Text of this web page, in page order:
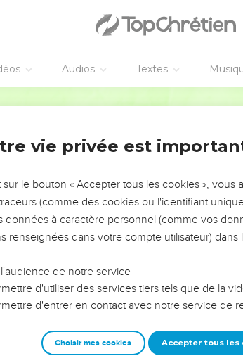
Audios Textes
DE L’ANNÉE !
ÉVITER LES VOTRES ?
leur impact, leur foi ou leur vision. Mais on voit
qu'ils ont traversés, alors même que ce sont
et responsables reviennent sur les erreurs
avancer avec plus de sagesse afin que leurs erreurs
un ministère, une équipe, un groupe ou une famille,
vie privée est
sur le bouton « Accepter tous les cookies », vous
(comme des cookies ou l'identifiant
données à caractère personnel (comme vos
renseignées dans votre compte utilisateur) dans
de notre service
d'utiliser des services tiers tels que de la
d'entrer en contact avec notre service de
Choisir mes cookies Accepter tous les